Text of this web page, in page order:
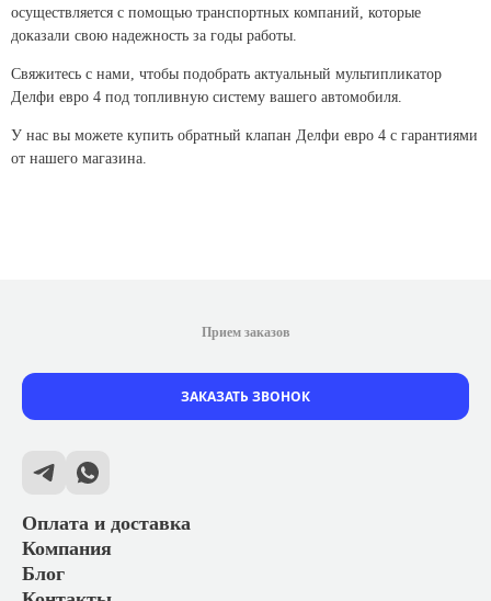
осуществляется с помощью транспортных компаний, которые
доказали свою надежность за годы работы.
Свяжитесь с нами, чтобы подобрать актуальный мультипликатор
Делфи евро 4 под топливную систему вашего автомобиля.
У нас вы можете купить обратный клапан Делфи евро 4 с гарантиями
от нашего магазина.
Оплата и доставка
Компания
Блог
Прием заказов
ЗАКАЗАТЬ ЗВОНОК